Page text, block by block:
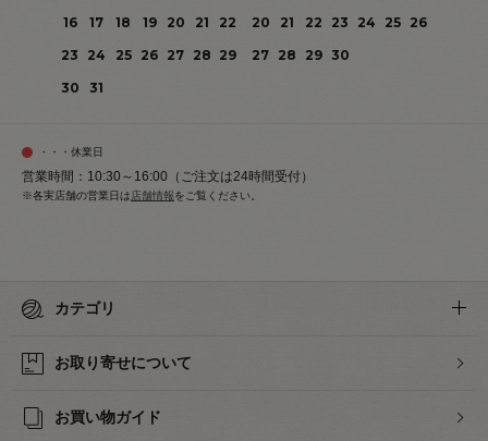
16
17 18 19 20 21
22
23
24 25 26 27 28 29
30
31
20
21 22 23 24 25
26
27 28 29 30
・・・休業日
営業時間：10:30～16:00（ご注文は24時間受付）
※各実店舗の営業日は 店舗情報をご覧ください。
カテゴリ
お取り寄せについて
お買い物ガイド